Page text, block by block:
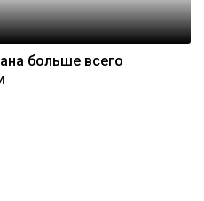
больше всего